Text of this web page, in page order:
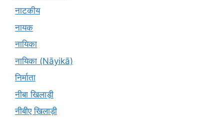
नाटकीय
नायक
नायिका
नायिका (Nāyikā)
निर्माता
नीबा खिलाड़ी
नीबीए खिलाड़ी